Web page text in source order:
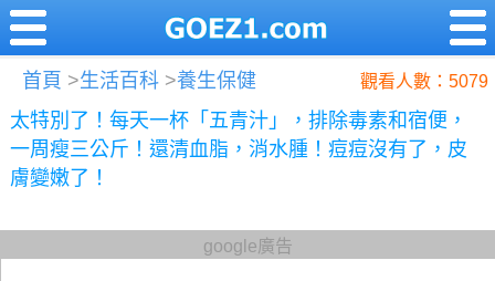
首頁 >生活百科 >養生保健 觀看人數：5079
太特別了！每天一杯「五青汁」，排除毒素和宿便，
一周瘦三公斤！還清血脂，消水腫！痘痘沒有了，皮
膚變嫩了！
google廣告